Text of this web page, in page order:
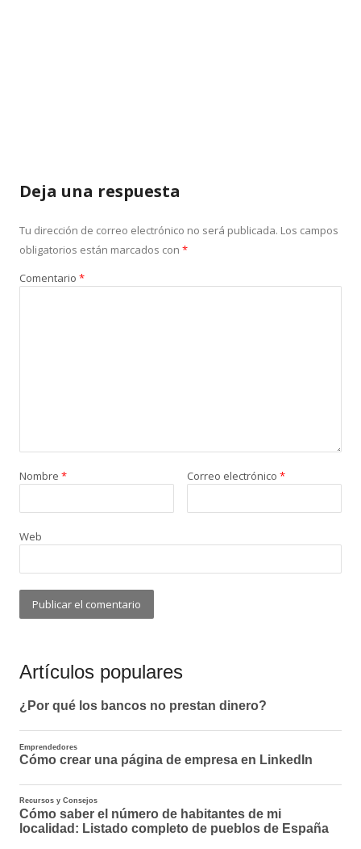
Deja una respuesta
Tu dirección de correo electrónico no será publicada. Los campos
obligatorios están marcados con *
Comentario *
Nombre * Correo electrónico *
Web
Artículos populares